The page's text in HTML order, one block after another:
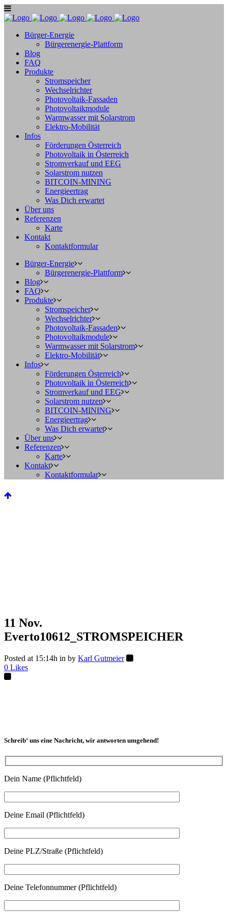
Bürger-Energie
Bürgerenergie-Plattform
Blog
FAQ
Produkte
Stromspeicher
Wechselrichter
Photovoltaik-Fassaden
Photovoltaikmodule
Warmwasser mit Solarstrom
Elektro-Mobilität
Infos
Förderungen Österreich
Photovoltaik in Österreich
Stromverkauf und EEG
Solarstrom nutzen
BITCOIN-MINING
Energieertrag
Was Dich erwartet
Über uns
Referenzen
Karte
Kontakt
Kontaktformular
Bürger-Energie
Bürgerenergie-Plattform
Blog
FAQ
Produkte
Stromspeicher
Wechselrichter
Photovoltaik-Fassaden
Photovoltaikmodule
Warmwasser mit Solarstrom
Elektro-Mobilität
Infos
Förderungen Österreich
Photovoltaik in Österreich
Stromverkauf und EEG
Solarstrom nutzen
BITCOIN-MINING
Energieertrag
Was Dich erwartet
Über uns
Referenzen
Karte
Kontakt
Kontaktformular
11 Nov.
Everto10612_STROMSPEICHER
Posted at 15:14h in by Karl Gutmeier
0 Likes
Schreib‘ uns eine Nachricht, wir antworten umgehend!
Dein Name (Pflichtfeld)
Deine Email (Pflichtfeld)
Deine PLZ/Straße (Pflichtfeld)
Deine Telefonnummer (Pflichtfeld)